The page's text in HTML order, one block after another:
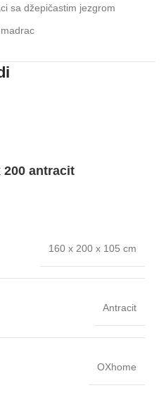
sa džepičastim jezgrom
madrac
200 antracit
160 x 200 x 105 cm
Antracit
OXhome